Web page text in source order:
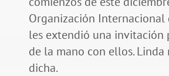
Organización Internacional
les extendió una invitación
de la mano con ellos. Linda
dicha.